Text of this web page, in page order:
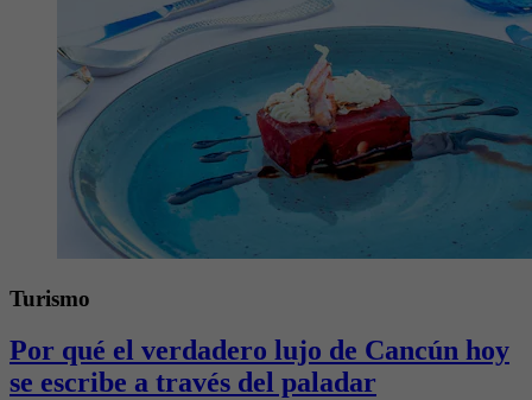
Turismo
Por qué el verdadero lujo de Cancún hoy
se escribe a través del paladar